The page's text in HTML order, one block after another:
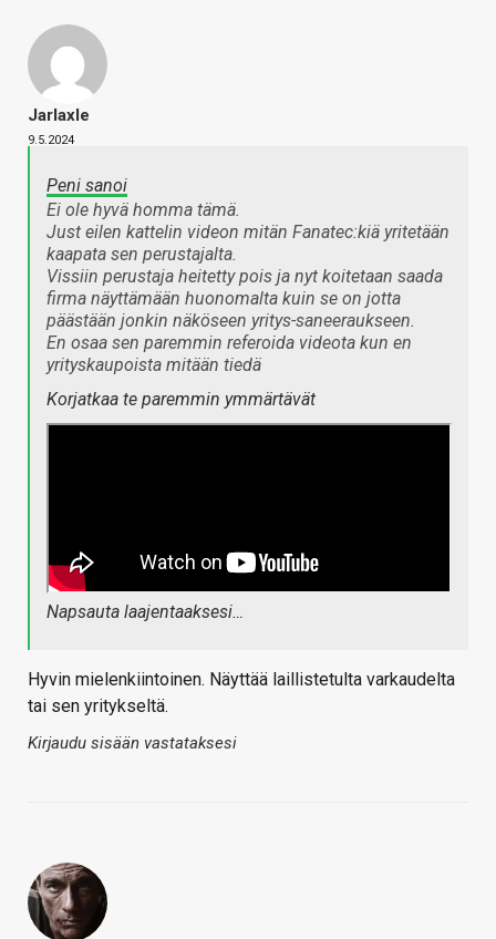
Jarlaxle
9.5.2024
Peni sanoi
Ei ole hyvä homma tämä.
Just eilen kattelin videon mitän Fanatec:kiä yritetään
kaapata sen perustajalta.
Vissiin perustaja heitetty pois ja nyt koitetaan saada
firma näyttämään huonomalta kuin se on jotta
päästään jonkin näköseen yritys-saneeraukseen.
En osaa sen paremmin referoida videota kun en
yrityskaupoista mitään tiedä
Korjatkaa te paremmin ymmärtävät
Napsauta laajentaaksesi…
Hyvin mielenkiintoinen. Näyttää laillistetulta varkaudelta
tai sen yritykseltä.
Kirjaudu sisään vastataksesi